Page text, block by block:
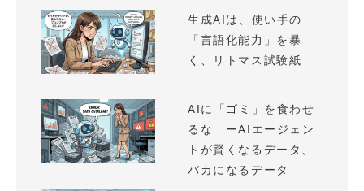
生成AIは、使い手の
「言語化能力」を暴
く、リトマス試験紙
AIに「ゴミ」を食わせ
るな ーAIエージェン
トが賢くなるデータ、
バカになるデータ